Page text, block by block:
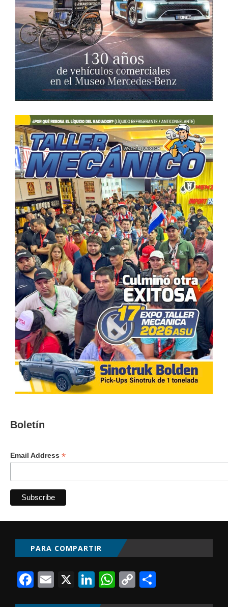
Boletín
Email Address *
PARA COMPARTIR
Facebook
Email
X LinkedIn
WhatsApp
Copy